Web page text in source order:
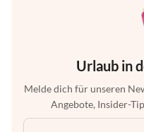
Urlaub in
Melde dich für unseren
Angebote, Insider-